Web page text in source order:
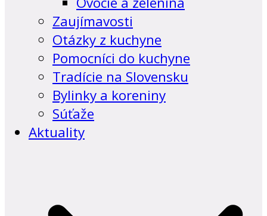
Zaujímavosti
Otázky z kuchyne
Pomocníci do kuchyne
Tradície na Slovensku
Bylinky a koreniny
Súťaže
Aktuality